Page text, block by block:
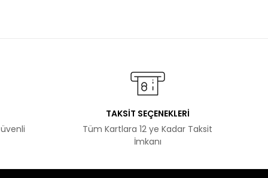
TAKSİT SEÇENEKLERİ
Tüm Kartlara 12 ye Kadar Taksit
İmkanı